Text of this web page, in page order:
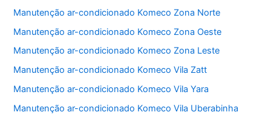
Manutenção ar-condicionado Komeco Zona Norte
Manutenção ar-condicionado Komeco Zona Oeste
Manutenção ar-condicionado Komeco Zona Leste
Manutenção ar-condicionado Komeco Vila Zatt
Manutenção ar-condicionado Komeco Vila Yara
Manutenção ar-condicionado Komeco Vila Uberabinha